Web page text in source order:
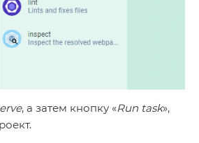
, а затем кнопку «Run task»,